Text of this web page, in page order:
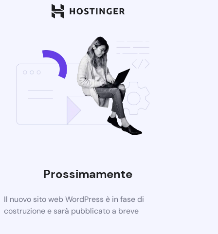
Prossimamente
Il nuovo sito web WordPress è in fase di
costruzione e sarà pubblicato a breve